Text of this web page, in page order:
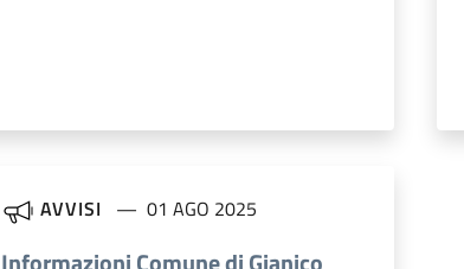
AVVISI 01 AGO 2025